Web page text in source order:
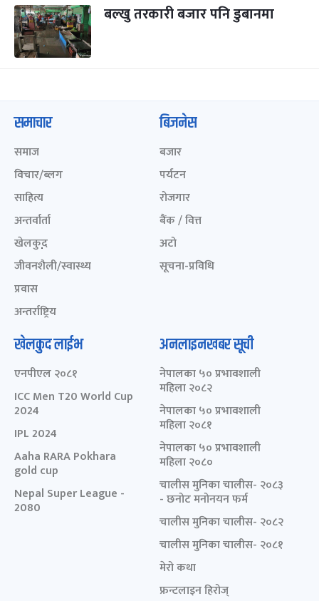
बल्खु तरकारी बजार पनि डुबानमा
समाचार
समाज
विचार/ब्लग
साहित्य
अन्तर्वार्ता
खेलकुद़़
जीवनशैली/स्वास्थ्य
प्रवास
अन्तर्राष्ट्रिय
बिजनेस
बजार
पर्यटन
रोजगार
बैंक / वित्त
अटो
सूचना-प्रविधि
खेलकुद लाईभ
एनपीएल २०८१
ICC Men T20 World Cup
2024
IPL 2024
Aaha RARA Pokhara
gold cup
Nepal Super League -
2080
अनलाइनखबर सूची
नेपालका ५० प्रभावशाली
महिला २०८२
नेपालका ५० प्रभावशाली
महिला २०८१
नेपालका ५० प्रभावशाली
महिला २०८०
चालीस मुनिका चालीस- २०८३
- छनोट मनोनयन फर्म
चालीस मुनिका चालीस- २०८२
चालीस मुनिका चालीस- २०८१
मेरो कथा
फ्रन्टलाइन हिरोज्